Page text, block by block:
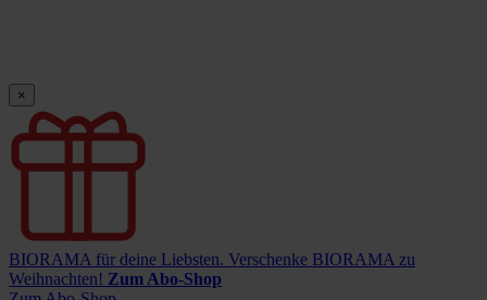
×
BIORAMA für deine Liebsten. Verschenke BIORAMA zu
Weihnachten! Zum Abo-Shop